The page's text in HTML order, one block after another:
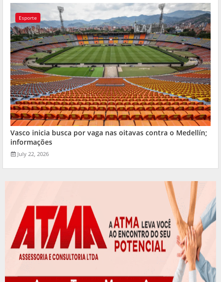
Esporte
Vasco inicia busca por vaga nas oitavas contra o Medellín;
informações
July 22, 2026